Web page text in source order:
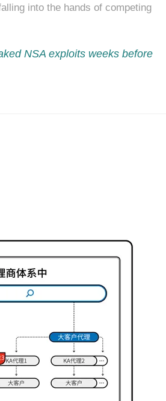
into the hands of competing
NSA exploits weeks before